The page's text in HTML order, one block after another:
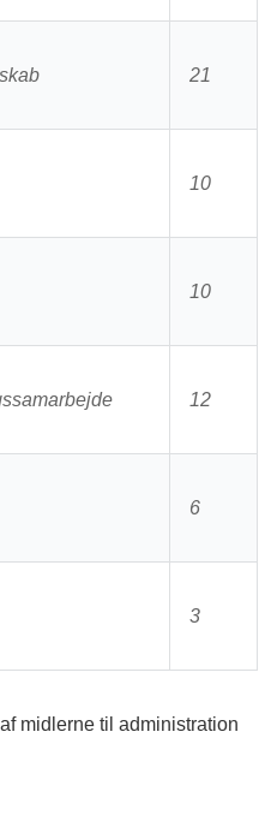
21
10
10
12
6
3
midlerne til administration